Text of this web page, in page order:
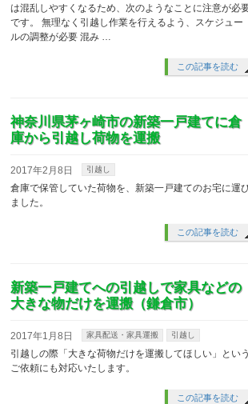
は混乱しやすくなるため、次のようなことに注意が必
です。 無理なく引越し作業を行えるよう、スケジュー
ルの調整が必要 混み …
この記事を読む
神奈川県茅ヶ崎市の新築一戸建てに倉
庫から引越し荷物を運搬
2017年2月8日 引越し
倉庫で保管していた荷物を、新築一戸建てのお宅に運
ました。
この記事を読む
新築一戸建てへの引越しで家具などの
大きな物だけを運搬（鎌倉市）
2017年1月8日 家具配送・家具運搬 引越し
引越しの際「大きな荷物だけを運搬してほしい」という
ご依頼にも対応いたします。
この記事を読む